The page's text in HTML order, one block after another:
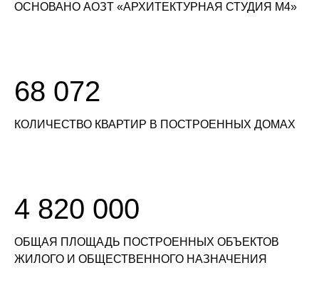
ОСНОВАНО АОЗТ «АРХИТЕКТУРНАЯ СТУДИЯ М4»
68 072
КОЛИЧЕСТВО КВАРТИР В ПОСТРОЕННЫХ ДОМАХ
4 820 000
ОБЩАЯ ПЛОЩАДЬ ПОСТРОЕННЫХ ОБЪЕКТОВ
ЖИЛОГО И ОБЩЕСТВЕННОГО НАЗНАЧЕНИЯ